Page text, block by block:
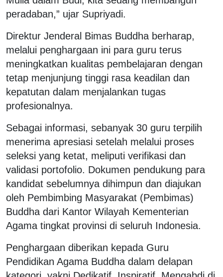
peradaban,” ujar Supriyadi.
Direktur Jenderal Bimas Buddha berharap,
melalui penghargaan ini para guru terus
meningkatkan kualitas pembelajaran dengan
tetap menjunjung tinggi rasa keadilan dan
kepatutan dalam menjalankan tugas
profesionalnya.
Sebagai informasi, sebanyak 30 guru terpilih
menerima apresiasi setelah melalui proses
seleksi yang ketat, meliputi verifikasi dan
validasi portofolio. Dokumen pendukung para
kandidat sebelumnya dihimpun dan diajukan
oleh Pembimbing Masyarakat (Pembimas)
Buddha dari Kantor Wilayah Kementerian
Agama tingkat provinsi di seluruh Indonesia.
Penghargaan diberikan kepada Guru
Pendidikan Agama Buddha dalam delapan